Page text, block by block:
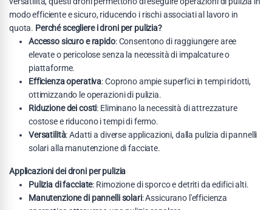
modo efficiente e sicuro, riducendo i rischi associati al lavoro in
quota. Perché scegliere i droni per pulizia?
Accesso sicuro e rapido: Consentono di raggiungere aree
elevate o pericolose senza la necessità di impalcature o
piattaforme.
Efficienza operativa: Coprono ampie superfici in tempi ridotti,
ottimizzando le operazioni di pulizia.
Riduzione dei costi: Eliminano la necessità di attrezzature
costose e riducono i tempi di fermo.
Versatilità: Adatti a diverse applicazioni, dalla pulizia di pannelli
solari alla manutenzione di facciate.
Applicazioni dei droni per pulizia
Pulizia di facciate: Rimozione di sporco e detriti da edifici alti.
Manutenzione di pannelli solari: Assicurano l'efficienza